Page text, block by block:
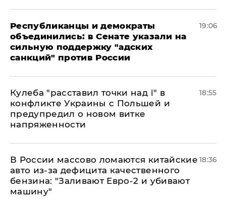
Республиканцы и демократы
объединились: в Сенате указали на
сильную поддержку "адских
санкций" против России
19:06
Кулеба "расставил точки над і" в
конфликте Украины с Польшей и
предупредил о новом витке
напряженности
18:55
В России массово ломаются китайские
авто из-за дефицита качественного
бензина: "Заливают Евро-2 и убивают
машину"
18:36